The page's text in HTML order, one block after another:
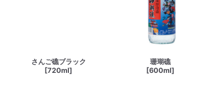
さんご礁ブラック
[720ml]
珊瑚礁
[600ml]